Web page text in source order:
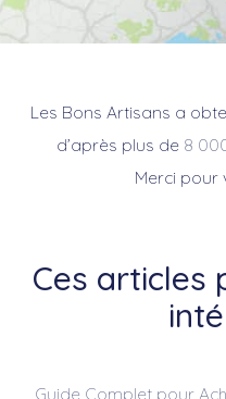
Les Bons Artisans a
d’après plus de 8
Merci pour
Ces articles
Guide Complet pour